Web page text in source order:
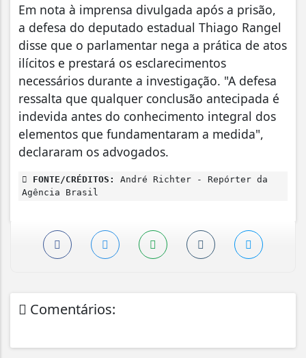
Em nota à imprensa divulgada após a prisão,
a defesa do deputado estadual Thiago Rangel
disse que o parlamentar nega a prática de atos
ilícitos e prestará os esclarecimentos
necessários durante a investigação. "A defesa
ressalta que qualquer conclusão antecipada é
indevida antes do conhecimento integral dos
elementos que fundamentaram a medida",
declararam os advogados.
FONTE/CRÉDITOS:
André Richter - Repórter da
Agência Brasil
Comentários: